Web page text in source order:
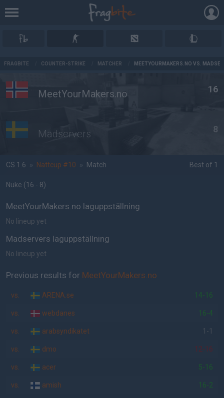
FRAGBITE COUNTER-STRIKE MATCHER MEETYOURMAKERS.NO VS.
MeetYourMakers.no 16
Madservers 8
CS 1.6 » Nattcup #10 » Match Best of 1
Nuke (16 - 8)
MeetYourMakers.no laguppställning
No lineup yet
Madservers laguppställning
No lineup yet
Previous results for MeetYourMakers.no
vs. ARENA.se 14-16
vs. webdanes 16-4
vs. arabsyndikatet 1-1
vs. dmo 12-16
vs. acer 5-16
vs. amish 16-2